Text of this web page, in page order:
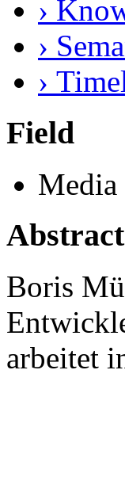
›
›
›
Field
Media
Abstract
Boris
arbeitet